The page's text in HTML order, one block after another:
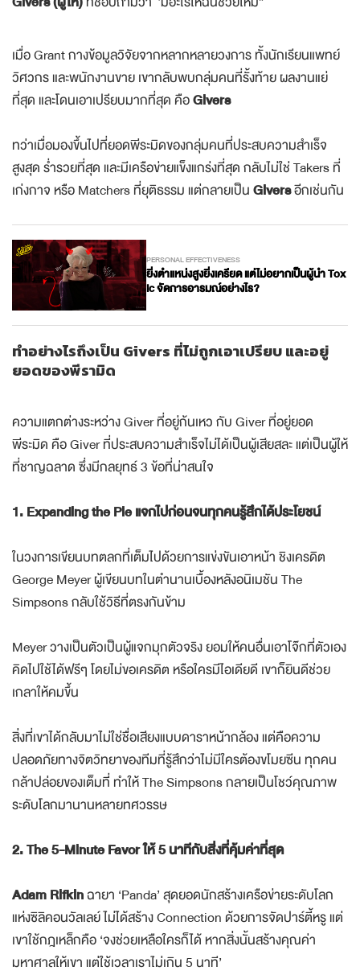
เมื่อ Grant กางข้อมูลวิจัยจากหลากหลายวงการ ทั้งนักเรียนแพทย์
วิศวกร และพนักงานขาย เขากลับพบกลุ่มคนที่รั้งท้าย ผลงานแย่
ที่สุด และโดนเอาเปรียบมากที่สุด คือGivers
ทว่าเมื่อมองขึ้นไปที่ยอดพีระมิดของกลุ่มคนที่ประสบความสำเร็จ
สูงสุด ร่ำรวยที่สุด และมีเครือข่ายแข็งแกร่งที่สุด กลับไม่ใช่ Takers ที่
เก่งกาจ หรือ Matchers ที่ยุติธรรม แต่กลายเป็นGiversอีกเช่นกัน
PERSONAL EFFECTIVENESS
ยิ่งตำแหน่งสูงยิ่งเครียด แต่ไม่อยากเป็นผู้นำ Tox
ic จัดการอารมณ์อย่างไร?
ทำอย่างไรถึงเป็น Givers ที่ไม่ถูกเอาเปรียบ และอยู่
ยอดของพีรามิด
ความแตกต่างระหว่าง Giver ที่อยู่ก้นเหว กับ Giver ที่อยู่ยอด
พีระมิด คือ Giver ที่ประสบความสำเร็จไม่ได้เป็นผู้เสียสละ แต่เป็นผู้ให้
ที่ชาญฉลาด ซึ่งมีกลยุทธ์ 3 ข้อที่น่าสนใจ
1. Expanding the Pie แจกไปก่อนจนทุกคนรู้สึกได้ประโยชน์
ในวงการเขียนบทตลกที่เต็มไปด้วยการแข่งขันเอาหน้า ชิงเครดิต
George Meyer ผู้เขียนบทในตำนานเบื้องหลังอนิเมชัน The
Simpsons กลับใช้วิธีที่ตรงกันข้าม
Meyer วางเป็นตัวเป็นผู้แจกมุกตัวจริง ยอมให้คนอื่นเอาโจ๊กที่ตัวเอง
คิดไปใช้ได้ฟรีๆ โดยไม่ขอเครดิต หรือใครมีไอเดียดี เขาก็ยินดีช่วย
เกลาให้คมขึ้น
สิ่งที่เขาได้กลับมาไม่ใช่ชื่อเสียงแบบดาราหน้ากล้อง แต่คือความ
ปลอดภัยทางจิตวิทยาของทีมที่รู้สึกว่าไม่มีใครต้องขโมยซีน ทุกคน
กล้าปล่อยของเต็มที่ ทำให้ The Simpsons กลายเป็นโชว์คุณภาพ
ระดับโลกมานานหลายทศวรรษ
2. The 5-Minute Favor ให้ 5 นาทีกับสิ่งที่คุ้มค่าที่สุด
Adam Rifkinฉายา ‘Panda’ สุดยอดนักสร้างเครือข่ายระดับโลก
แห่งซิลิคอนวัลเลย์ ไม่ได้สร้าง Connection ด้วยการจัดปาร์ตี้หรู แต่
เขาใช้กฎเหล็กคือ ‘จงช่วยเหลือใครก็ได้ หากสิ่งนั้นสร้างคุณค่า
มหาศาลให้เขา แต่ใช้เวลาเราไม่เกิน 5 นาที’